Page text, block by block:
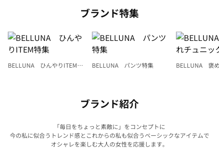
ブランド特集
BELLUNA ひんやりITEM特
BELLUNA パンツ特集
BELLUNA 褒
ブランド紹介
「毎日をちょっと素敵に」をコンセプトに
今の私に似合うトレンド感とこれからの私も似合うベーシックなアイテムで
オシャレを楽しむ大人の女性を応援します。